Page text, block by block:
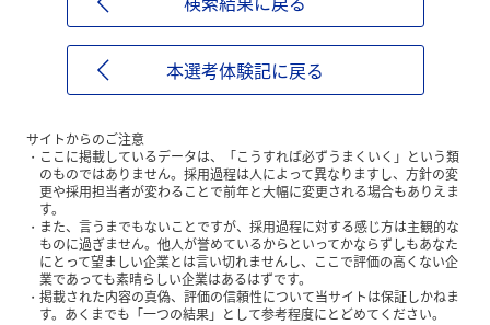
本選考体験記に戻る
サイトからのご注意
ここに掲載しているデータは、「こうすれば必ずうまくいく」という類
のものではありません。採用過程は人によって異なりますし、方針の変
更や採用担当者が変わることで前年と大幅に変更される場合もありえま
す。
また、言うまでもないことですが、採用過程に対する感じ方は主観的な
ものに過ぎません。他人が誉めているからといってかならずしもあなた
にとって望ましい企業とは言い切れませんし、ここで評価の高くない企
業であっても素晴らしい企業はあるはずです。
掲載された内容の真偽、評価の信頼性について当サイトは保証しかねま
す。あくまでも「一つの結果」として参考程度にとどめてください。